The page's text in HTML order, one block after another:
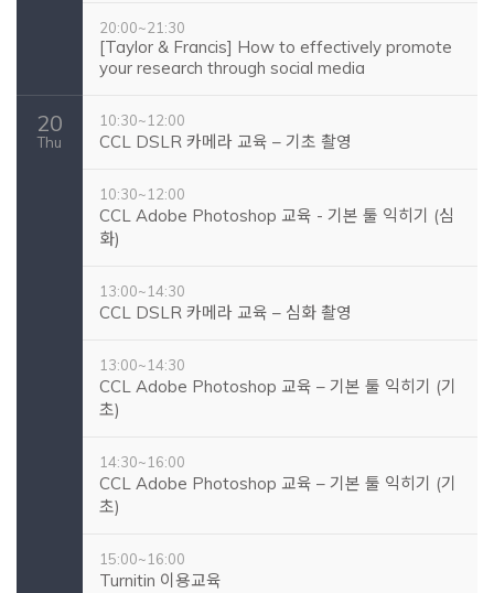
20:00~21:30
[Taylor & Francis] How to effectively promote
your research through social media
20
Thu
10:30~12:00
CCL DSLR 카메라 교육 – 기초 촬영
10:30~12:00
CCL Adobe Photoshop 교육 - 기본 툴 익히기 (심
화)
13:00~14:30
CCL DSLR 카메라 교육 – 심화 촬영
13:00~14:30
CCL Adobe Photoshop 교육 – 기본 툴 익히기 (기
초)
14:30~16:00
CCL Adobe Photoshop 교육 – 기본 툴 익히기 (기
초)
15:00~16:00
Turnitin 이용교육